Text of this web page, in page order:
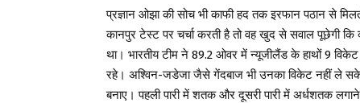
प्रज्ञान ओझा की सोच भी काफी हद तक इरफान पठान से
कानपुर टेस्ट पर चर्चा करती है तो वह खुद से सवाल पूछेगी कि
था। भारतीय टीम ने 89.2 ओवर में न्यूजीलैंड के हाथों 9
रहे। अश्विन-जडेजा जैसे गेंदबाज भी उनका विकेट नहीं ले
बनाए। पहली पारी में शतक और दूसरी पारी में अर्धशतक